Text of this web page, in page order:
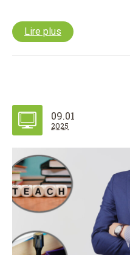
Lire plus
09.01
2025